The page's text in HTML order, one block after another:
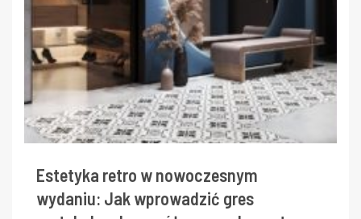
Estetyka retro w nowoczesnym
wydaniu: Jak wprowadzić gres